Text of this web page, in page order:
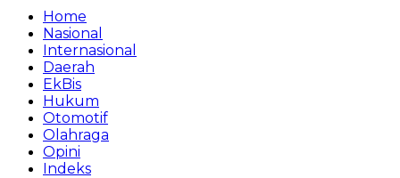
Home
Nasional
Internasional
Daerah
EkBis
Hukum
Otomotif
Olahraga
Opini
Indeks